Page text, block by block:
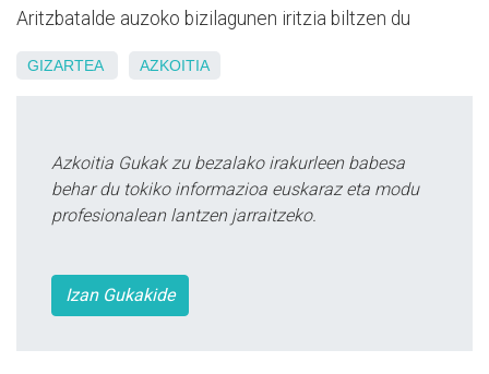
Aritzbatalde auzoko bizilagunen iritzia biltzen du
GIZARTEA AZKOITIA
Azkoitia Gukak zu bezalako irakurleen babesa
behar du tokiko informazioa euskaraz eta modu
profesionalean lantzen jarraitzeko.
Izan Gukakide